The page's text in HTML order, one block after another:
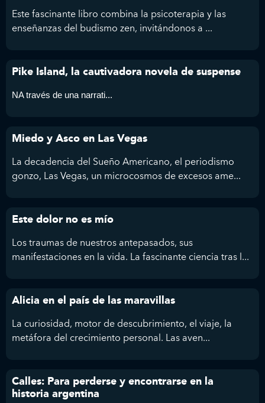
Este fascinante libro combina la psicoterapia y las
enseñanzas del budismo zen, invitándonos a ...
Pike Island, la cautivadora novela de suspense
NA través de una narrati...
Miedo y Asco en Las Vegas
La decadencia del Sueño Americano, el periodismo
gonzo, Las Vegas, un microcosmos de excesos ame...
Este dolor no es mío
Los traumas de nuestros antepasados, sus
manifestaciones en la vida. La fascinante ciencia tras l...
Alicia en el país de las maravillas
La curiosidad, motor de descubrimiento, el viaje, la
metáfora del crecimiento personal. Las aven...
Calles: Para perderse y encontrarse en la
historia argentina